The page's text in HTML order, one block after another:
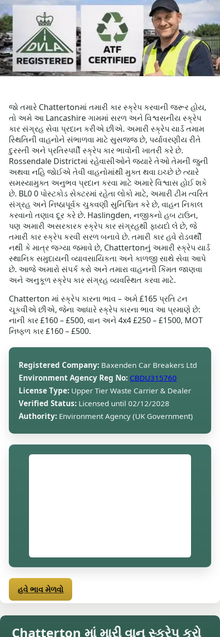
જો તમારે Chattertonમાં તમારી કાર સ્ક્રેપ કરવાની જરૂર હોય,
તો અમે આ Lancashire ગામમાં સરળ અને વિશ્વસનીય સ્ક્રેપ
કાર સંગ્રહ સેવા પ્રદાન કરીએ છીએ. અમારી સ્ક્રેપ યાર્ડ તમામ
સ્થિતિની વાહનોને સંભાળવા માટે સુસજ્જ છે, પર્યાવરણીય રીતે
દુરસ્તી અને પ્રતિસ્પર્ધી સ્ક્રેપ કાર ભાવોની ખાતરી કરે છે.
Rossendale Districtમાં રહેવાસીઓને જ્યારે તેઓ તેમની જુની
અથવા નહિ જોઈએ તેવી વાહનોમાંથી મુક્ત થવા ઇચ્છે છે ત્યારે
સમસ્યામુક્ત અનુભવ પ્રદાન કરવા માટે અમારે વિશ્વાસ હોઈ શકે
છે. BL0 0 પોસ્ટકોડ સેક્ટરમાં રહેતા લોકો માટે, અમારી ટીમ ત્વરિત
સંગ્રહ અને નિષ્ઠાપૂર્વક ચુકવણી સુનિશ્ચિત કરે છે, વાહન નિકાલ
કરવાનો તણાવ દૂર કરે છે. Haslingden, નજીકનો હબ ટાઉન,
પણ અમારી અસરકારક સ્ક્રેપ કાર સંગ્રહથી ફાયદો લે છે, જે
તમારી કાર સ્ક્રેપ કરવી સરળ બનાવે છે. તમારી કાર હવે રોડવર્થી
નથી કે માત્ર જગ્યા જમાવે છે, Chattertonનું અમારી સ્ક્રેપ યાર્ડ
સ્થાનિક સમુદાયની વ્યાવસાયિકતા અને કાળજી સાથે સેવા આપે
છે. આજે અમારો સંપર્ક કરો અને તમારા વાહનની કિંમત જાણવા
અને અનુકૂળ સ્ક્રેપ કાર સંગ્રહ વ્યવસ્થિત કરવા માટે.
Chatterton માં સ્ક્રેપ કારના ભાવ – અમે £165 પ્રતિ ટન
ચૂકવીએ છીએ, જેના આધારે સ્ક્રેપ કારના ભાવ આ પ્રમાણે છે:
નાની કાર £160 – £500, વાન અને 4x4 £250 – £1500, MOT
નિષ્ફળ કાર £160 – £500.
Registered Company: Baxenden Car Breakers Ltd
Environment Agency Reg No: CBDU315760
License Type: Upper Tier Waste Carrier & Dealer
Verified Status: Licensed until 02/12/2028
Authority: Environment Agency (UK Government)
હવે ભાવ મેળવો
Chatterton માં મારી વાન સ્ક્રેપ કરો